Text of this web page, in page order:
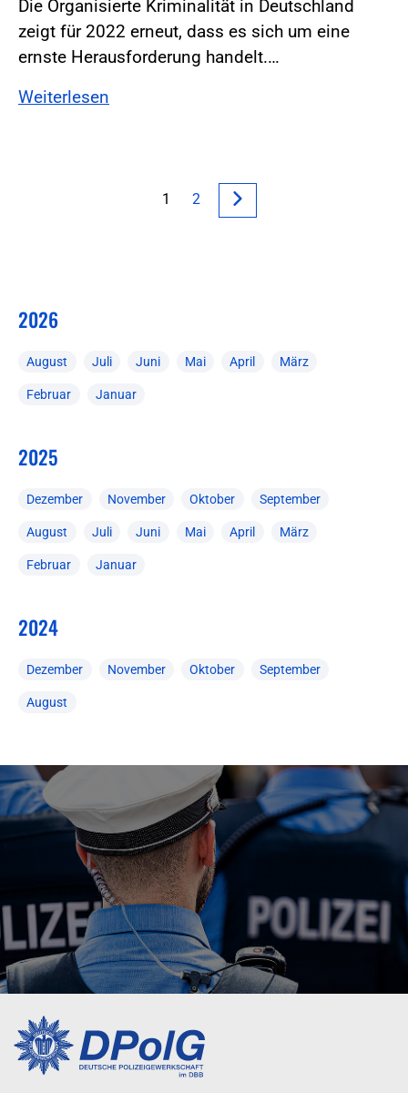
Die Organisierte Kriminalität in Deutschland
zeigt für 2022 erneut, dass es sich um eine
ernste Herausforderung handelt.…
Weiterlesen
1 2
2026
August Juli Juni Mai April März
Februar Januar
2025
Dezember November Oktober September
August Juli Juni Mai April März
Februar Januar
2024
Dezember November Oktober September
August